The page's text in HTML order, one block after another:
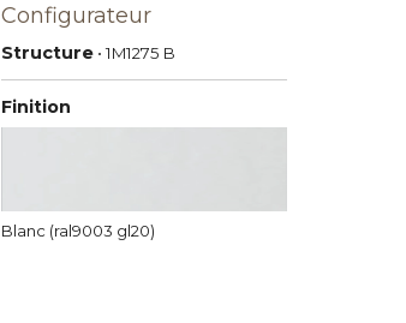
Configurateur
Structure • 1M1275 B
Finition
Blanc (ral9003 gl20)